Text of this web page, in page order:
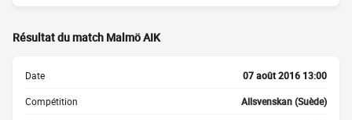
Résultat du match Malmö AIK
Date 07 août 2016 13:00
Compétition Allsvenskan (Suède)